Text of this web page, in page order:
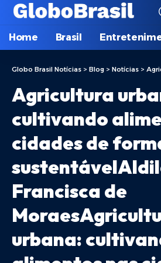
Home Brasil
Globo Brasil Notícias > Blog > Notícias > Agricultura urbana:
Agricultura
cultivando
cidades de
Francisca de
urbana: